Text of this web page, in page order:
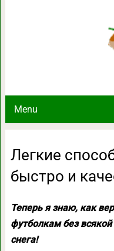
Menu
Легкие
быстро и
Теперь я знаю, как
футболкам без
снега!